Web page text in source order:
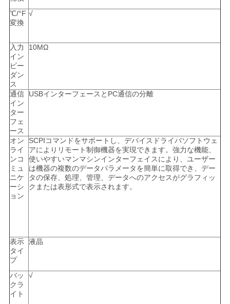
℃/°F
変換
√
入力
イン
ピー
ダン
ス
10MΩ
通信
イン
ター
フェ
ース
USBインターフェースとPC通信の分離
オン
ライ
ンコ
ミュ
ニケ
ーシ
ョン
SCPIコマンドをサポートし、デバイスドライバソフトウェ
アによりリモート制御機器を実現できます。強力な機能、
使いやすいマンマシンインターフェイスにより、ユーザー
は機器の複数のデータパラメータを簡単に取得でき、デー
タの保存、処理、管理、データへのアクセスがグラフィッ
クまたは表形式で表示されます。
表示
タイ
プ
液晶
バッ
クラ
イト
√